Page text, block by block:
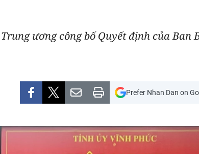
ương công bố Quyết định của
Prefer Nhan Dan on